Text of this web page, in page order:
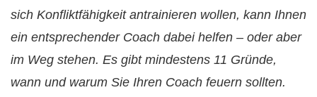
sich Konfliktfähigkeit antrainieren wollen, kann Ihnen
ein entsprechender Coach dabei helfen – oder aber
im Weg stehen. Es gibt mindestens 11 Gründe,
wann und warum Sie Ihren Coach feuern sollten.